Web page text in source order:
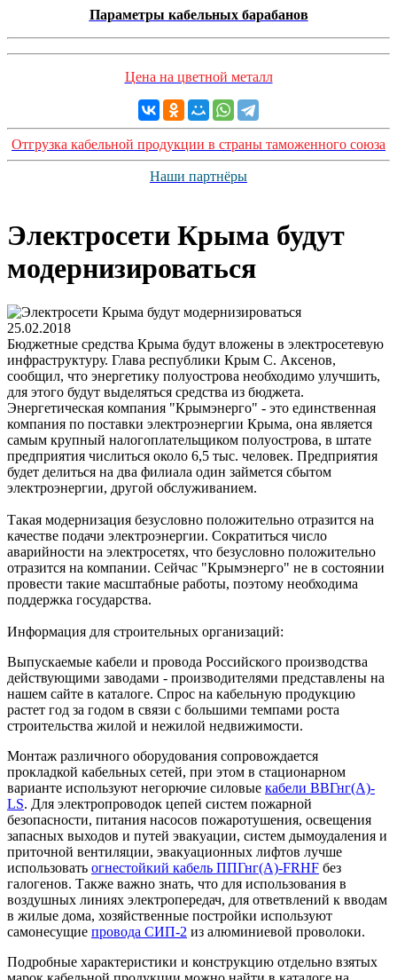
Параметры кабельных барабанов
Цена на цветной металл
Отгрузка кабельной продукции в страны таможенного союза
Наши партнёры
Электросети Крыма будут
модернизироваться
25.02.2018
Бюджетные средства Крыма будут вложены в электросетевую
инфраструктуру. Глава республики Крым С. Аксенов,
сообщил, что энергетику полуострова необходимо улучшить,
для этого будут выделяться средства из бюджета.
Энергетическая компания "Крымэнерго" - это единственная
компания по поставки электроэнергии Крыма, она является
самым крупный налогоплательщиком полуострова, в штате
предприятия числиться около 6,5 тыс. человек. Предприятия
будет делиться на два филиала один займется сбытом
электроэнергии, другой обслуживанием.
Такая модернизация безусловно положительно отразится на
качестве подачи электроэнергии. Сократиться число
аварийности на электросетях, что безусловно положительно
отразится на компании. Сейчас "Крымэнерго" не в состоянии
провести такие масштабные работы, поэтому необходима
поддержка государства.
Информация для строительных организаций:
Выпускаемые кабели и провода Российского производства
действующими заводами - производителями представлены на
нашем сайте в каталоге. Спрос на кабельную продукцию
растет год за годом в связи с большими темпами роста
строительства жилой и нежилой недвижимости.
Монтаж различного оборудования сопровождается
прокладкой кабельных сетей, при этом в стационарном
варианте используют негорючие силовые кабели ВВГнг(А)-
LS. Для электропроводок цепей систем пожарной
безопасности, питания насосов пожаротушения, освещения
запасных выходов и путей эвакуации, систем дымоудаления и
приточной вентиляции, эвакуационных лифтов лучше
использовать огнестойкий кабель ППГнг(А)-FRHF без
галогенов. Также важно знать, что для использования в
воздушных линиях электропередач, для ответвлений к вводам
в жилые дома, хозяйственные постройки используют
самонесущие провода СИП-2 из алюминиевой проволоки.
Подробные характеристики и конструкцию отдельно взятых